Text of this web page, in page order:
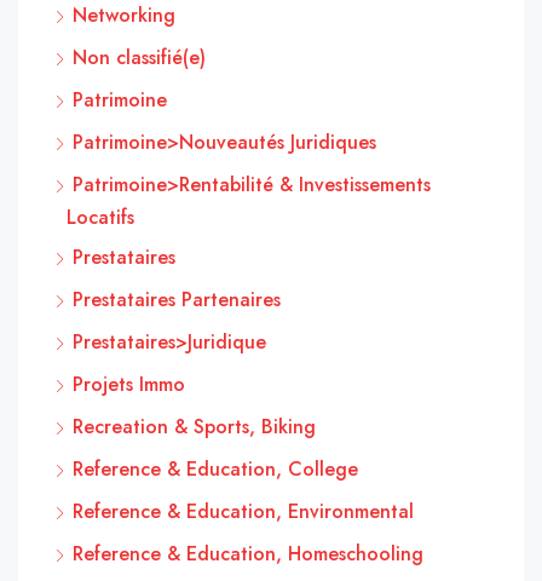
Networking
Non classifié(e)
Patrimoine
Patrimoine>Nouveautés Juridiques
Patrimoine>Rentabilité & Investissements
Locatifs
Prestataires
Prestataires Partenaires
Prestataires>Juridique
Projets Immo
Recreation & Sports, Biking
Reference & Education, College
Reference & Education, Environmental
Reference & Education, Homeschooling